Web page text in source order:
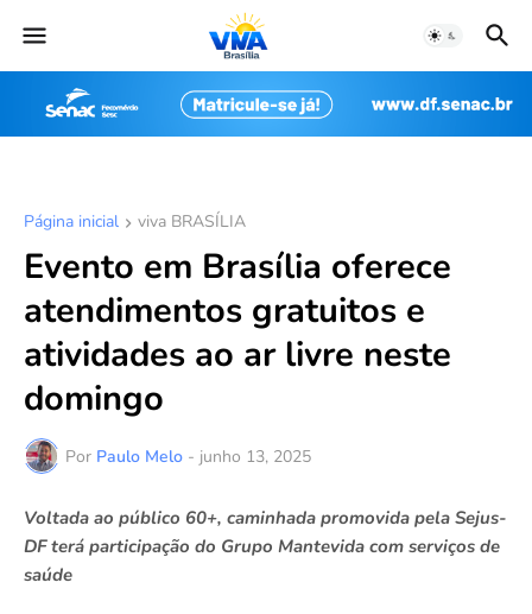
Página inicial viva BRASÍLIA
Evento em Brasília oferece
atendimentos gratuitos e
atividades ao ar livre neste
domingo
Por Paulo Melo - junho 13, 2025
Voltada ao público 60+, caminhada promovida pela Sejus-
DF terá participação do Grupo Mantevida com serviços de
saúde